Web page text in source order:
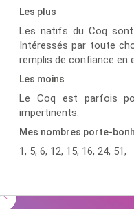
Les plus
Les natifs du Coq sont
Intéressés par toute
remplis de confiance en
Les moins
Le Coq est parfois
impertinents.
Mes nombres porte-
1, 5, 6, 12, 15, 16, 24, 51,